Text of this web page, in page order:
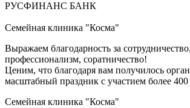
РУСФИНАНС БАНК
Семейная клиника "Косма"
Выражаем благодарность за сотрудничество,
профессионализм, соратничество!
Ценим, что благодаря вам получилось
масштабный праздник с участием более 400
Семейная клиника "Косма"